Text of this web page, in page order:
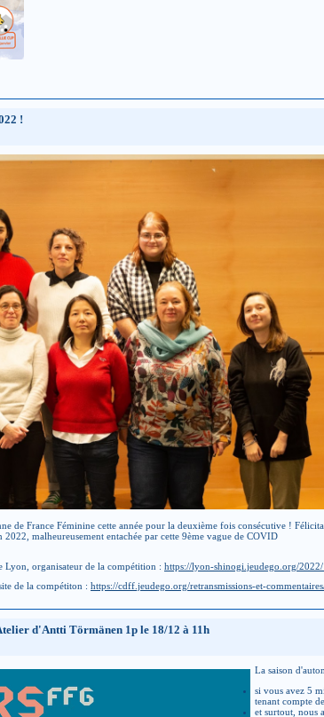
!
de France Féminine cette année pour la deuxième fois consécutive !
malheureusement entachée par cette 9ème vague de COVID
Lyon, organisateur de la compétition : https://lyon-shinogi.jeudego.org/
de la compétiton : https://cdff.jeudego.org/retransmissions-et-
d'Antti Törmänen 1p le 18/12 à 11h
La saison
si vous avez 5
tenant compte
et surtout, nous